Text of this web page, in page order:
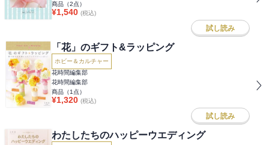
商品（2点）
¥1,540 (税込)
試し読み
「花」のギフト&ラッピング
ホビー＆カルチャー
花時間編集部
花時間編集部
商品（1 点）
¥1,320 (税込)
試し読み
わたしたちのハッピーウエディング